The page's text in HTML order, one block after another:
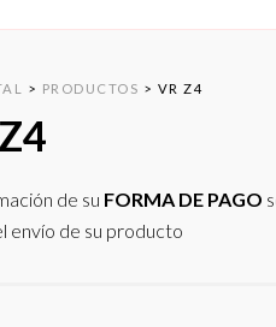
> PRODUCTOS > VR Z4
de su FORMA DE PAGO
envío de su producto